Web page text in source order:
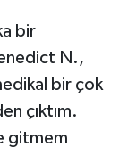
bir
N.,
bir çok
çıktım.
gitmem